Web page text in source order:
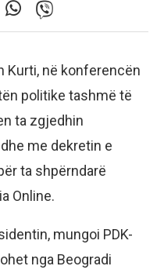
Kurti, në konferencën
politike tashmë të
ta zgjedhin
me dekretin e
ta shpërndarë
Online.
mungoi PDK-
nga Beogradi